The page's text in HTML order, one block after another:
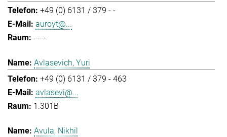
+49 (0) 6131 / 379 - -
auroyt@...
-----
Avlasevich, Yuri
+49 (0) 6131 / 379 - 463
avlasevi@...
1.301B
Avula, Nikhil